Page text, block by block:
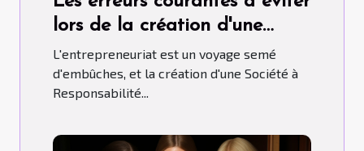
lors de la création d'une
SARL
L'entrepreneuriat est un voyage semé
d'embûches, et la création d'une Société à
Responsabilité...